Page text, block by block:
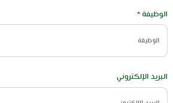
الوظيفة *
البريد الإلكتروني